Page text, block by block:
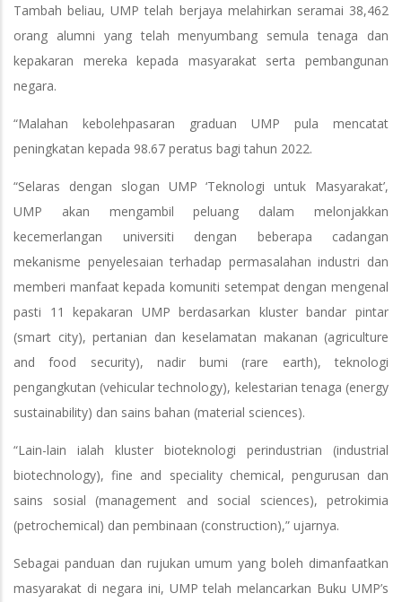
Tambah beliau, UMP telah berjaya melahirkan seramai 38,462
orang alumni yang telah menyumbang semula tenaga dan
kepakaran mereka kepada masyarakat serta pembangunan
negara.
“Malahan kebolehpasaran graduan UMP pula mencatat
peningkatan kepada 98.67 peratus bagi tahun 2022.
“Selaras dengan slogan UMP ‘Teknologi untuk Masyarakat’,
UMP akan mengambil peluang dalam melonjakkan
kecemerlangan universiti dengan beberapa cadangan
mekanisme penyelesaian terhadap permasalahan industri dan
memberi manfaat kepada komuniti setempat dengan mengenal
pasti 11 kepakaran UMP berdasarkan kluster bandar pintar
(smart city), pertanian dan keselamatan makanan (agriculture
and food security), nadir bumi (rare earth), teknologi
pengangkutan (vehicular technology), kelestarian tenaga (energy
sustainability) dan sains bahan (material sciences).
“Lain-lain ialah kluster bioteknologi perindustrian (industrial
biotechnology), fine and speciality chemical, pengurusan dan
sains sosial (management and social sciences), petrokimia
(petrochemical) dan pembinaan (construction),” ujarnya.
Sebagai panduan dan rujukan umum yang boleh dimanfaatkan
masyarakat di negara ini, UMP telah melancarkan Buku UMP’s